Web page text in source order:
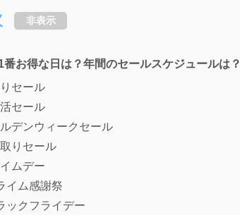
非表示
お得な日は？年間のセールスケジュールは？
セール
セール
デンウィークセール
りセール
ムデー
イム感謝祭
ックフライデー